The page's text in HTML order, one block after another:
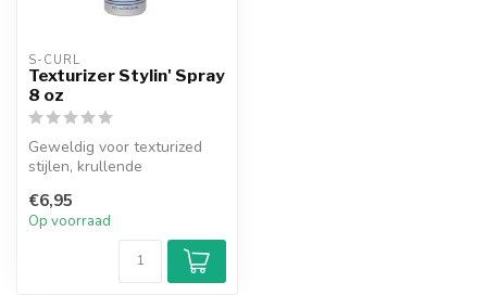
S-CURL
Texturizer Stylin' Spray
8 oz
Geweldig voor texturized
stijlen, krullende
haar.
€6,95
Op voorraad